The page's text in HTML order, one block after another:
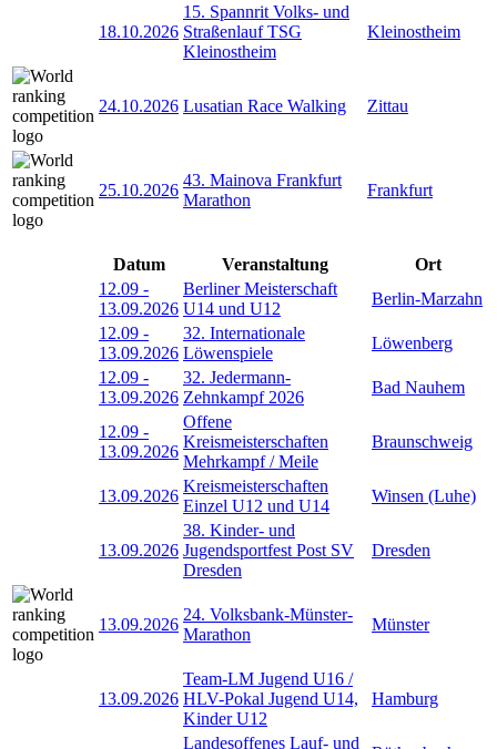
18.10.2026
15. Spannrit Volks- und
Straßenlauf TSG
Kleinostheim
Kleinostheim
24.10.2026 Lusatian Race Walking Zittau
25.10.2026
43. Mainova Frankfurt
Marathon
Frankfurt
Datum Veranstaltung
Ort
12.09 -
13.09.2026
Berliner Meisterschaft
U14 und U12
Berlin-Marzahn
12.09 -
13.09.2026
32. Internationale
Löwenspiele
Löwenberg
12.09 -
13.09.2026
32. Jedermann-
Zehnkampf 2026
Bad Nauhem
12.09 -
13.09.2026
Offene
Kreismeisterschaften
Mehrkampf / Meile
Braunschweig
13.09.2026
Kreismeisterschaften
Einzel U12 und U14
Winsen (Luhe)
13.09.2026
38. Kinder- und
Jugendsportfest Post SV
Dresden
Dresden
13.09.2026
24. Volksbank-Münster-
Marathon
Münster
13.09.2026
Team-LM Jugend U16 /
HLV-Pokal Jugend U14,
Kinder U12
Hamburg
Landesoffenes Lauf- und